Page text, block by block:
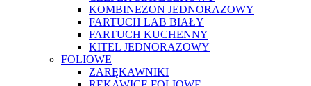
KOMBINEZON JEDNORAZOWY
FARTUCH LAB BIAŁY
FARTUCH KUCHENNY
KITEL JEDNORAZOWY
FOLIOWE
ZARĘKAWNIKI